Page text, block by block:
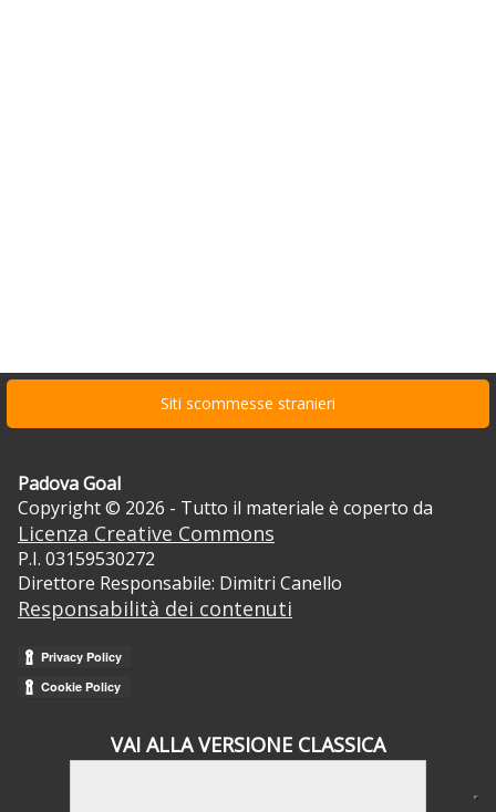
Siti scommesse stranieri
Padova Goal
Copyright © 2026 - Tutto il materiale è coperto da
Licenza Creative Commons
P.I. 03159530272
Direttore Responsabile: Dimitri Canello
Responsabilità dei contenuti
VAI ALLA VERSIONE CLASSICA